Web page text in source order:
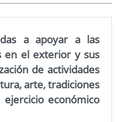
de subvenciones a
de subvenciones a
a apoyar a las
en el exterior y sus
de actividades
arte, tradiciones
económico